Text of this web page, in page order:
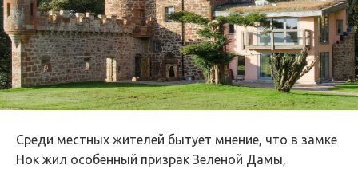
Среди местных жителей бытует мнение, что в замке
Нок жил особенный призрак Зеленой Дамы,